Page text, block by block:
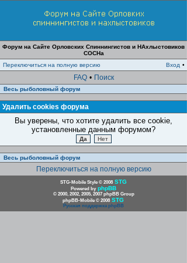
Форум на Сайте Орловских Спиннингистов и НАхлыстовиков
СОСНа
Переключиться на полную версию
Вход •
FAQ • Поиск
Весь рыболовный форум
Удалить cookies форума
Вы уверены, что хотите удалить все cookie,
установленные данным форумом?
Весь рыболовный форум
Переключиться на полную версию
STG-Mobile Style © 2008 STG
Powered by phpBB
© 2000, 2002, 2005, 2007 phpBB Group
phpBB-Mobile © 2008 STG
Русская поддержка phpBB